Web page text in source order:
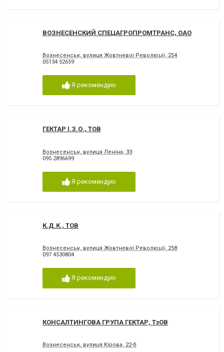
ВОЗНЕСЕНСКИЙ СПЕЦАГРОПРОМТРАНС, ОАО
Вознесенськ, вулиця Жовтневої Революції, 254
05134 52659
Я рекомендую
ГЕКТАР І.З.О., ТОВ
Вознесенськ, вулиця Леніна, 33
095 2896699
Я рекомендую
К.Д.К., ТОВ
Вознесенськ, вулиця Жовтневої Революції, 258
097 4530804
Я рекомендую
КОНСАЛТИНГОВА ГРУПА ГЕКТАР, ТзОВ
Вознесенськ, вулиця Кірова, 22-б